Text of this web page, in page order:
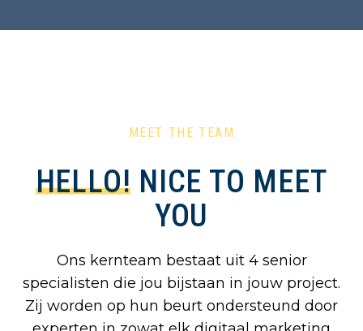
MEET THE TEAM
HELLO! NICE TO MEET
YOU
Ons kernteam bestaat uit 4 senior
specialisten die jou bijstaan in jouw project.
Zij worden op hun beurt ondersteund door